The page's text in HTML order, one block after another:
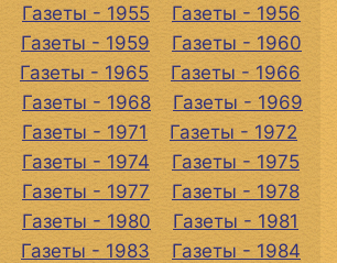
Газеты - 1955
Газеты - 1956
Газеты - 1959
Газеты - 1960
Газеты - 1965
Газеты - 1966
Газеты - 1968
Газеты - 1969
Газеты - 1971
Газеты - 1972
Газеты - 1974
Газеты - 1975
Газеты - 1977
Газеты - 1978
Газеты - 1980
Газеты - 1981
Газеты - 1983
Газеты - 1984